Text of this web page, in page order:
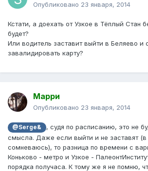
Опубликовано 23 января, 2014
Кстати, а доехать от Узкое в Тёплый Стан
будет?
Или водитель заставит выйти в Беляево и
завалидировать карту?
Марри
Опубликовано 23 января, 2014
@Serge&
, судя по расписанию, это не
смысла. Даже если выйти и не заставят (в
сомневаюсь), то разница по времени с
Коньково - метро и Узкое -
порядка получаса. К тому же я не помню,